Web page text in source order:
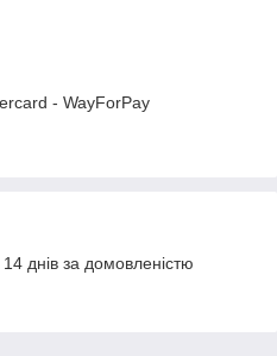
- WayForPay
днів за домовленістю